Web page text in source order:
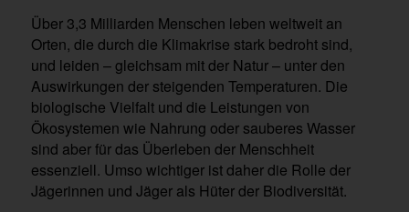
Über 3,3 Milliarden Menschen leben weltweit an
Orten, die durch die Klimakrise stark bedroht sind,
und leiden – gleichsam mit der Natur – unter den
Auswirkungen der steigenden Temperaturen. Die
biologische Vielfalt und die Leistungen von
Ökosystemen wie Nahrung oder sauberes Wasser
sind aber für das Überleben der Menschheit
essenziell. Umso wichtiger ist daher die Rolle der
Jägerinnen und Jäger als Hüter der Biodiversität.